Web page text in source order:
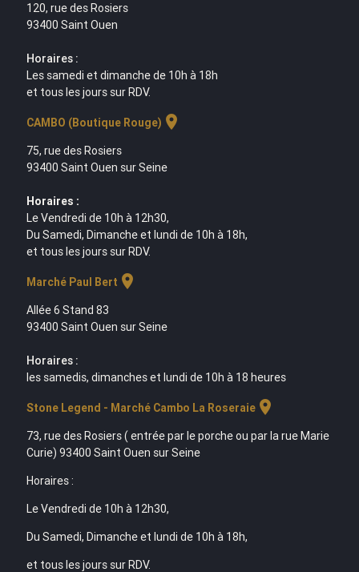
120, rue des Rosiers
93400 Saint Ouen
Horaires :
Les samedi et dimanche de 10h à 18h
et tous les jours sur RDV.
CAMBO (Boutique Rouge) location_on
75, rue des Rosiers
93400 Saint Ouen sur Seine
Horaires :
Le Vendredi de 10h à 12h30,
Du Samedi, Dimanche et lundi de 10h à 18h,
et tous les jours sur RDV.
Marché Paul Bert location_on
Allée 6 Stand 83
93400 Saint Ouen sur Seine
Horaires :
les samedis, dimanches et lundi de 10h à 18 heures
Stone Legend - Marché Cambo La Roseraielocation_on
73, rue des Rosiers ( entrée par le porche ou par la rue Marie
Curie) 93400 Saint Ouen sur Seine
Horaires :
Le Vendredi de 10h à 12h30,
Du Samedi, Dimanche et lundi de 10h à 18h,
et tous les jours sur RDV.